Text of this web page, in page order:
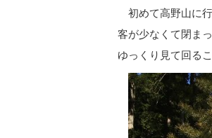
初めて高野山に
客が少なくて閉ま
ゆっくり見て回る